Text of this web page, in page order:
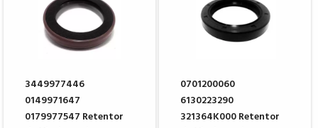
3449977446
0149971647
0179977547 Retentor
0701200060
6130223290
321364K000 Retentor